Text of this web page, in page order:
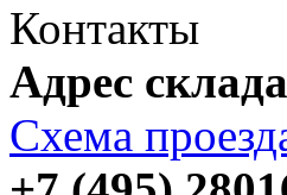
Контакты
Адрес
Схема